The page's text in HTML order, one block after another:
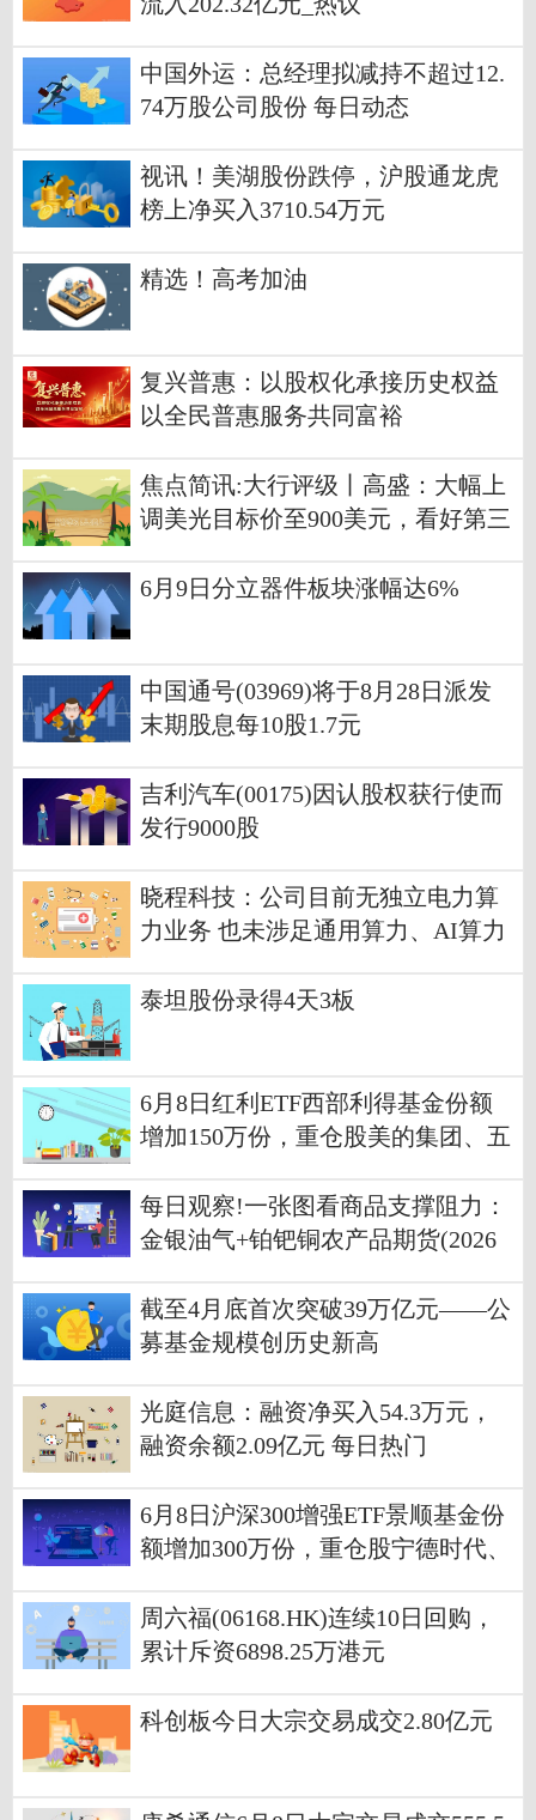
中国外运：总经理拟减持不超过12.
74万股公司股份 每日动态
视讯！美湖股份跌停，沪股通龙虎
榜上净买入3710.54万元
精选！高考加油
复兴普惠：以股权化承接历史权益
以全民普惠服务共同富裕
焦点简讯:大行评级丨高盛：大幅上
调美光目标价至900美元，看好第三
6月9日分立器件板块涨幅达6%
中国通号(03969)将于8月28日派发
末期股息每10股1.7元
吉利汽车(00175)因认股权获行使而
发行9000股
晓程科技：公司目前无独立电力算
力业务 也未涉足通用算力、AI算力
泰坦股份录得4天3板
6月8日红利ETF西部利得基金份额
增加150万份，重仓股美的集团、五
每日观察!一张图看商品支撑阻力：
金银油气+铂钯铜农产品期货(2026
截至4月底首次突破39万亿元——公
募基金规模创历史新高
光庭信息：融资净买入54.3万元，
融资余额2.09亿元 每日热门
6月8日沪深300增强ETF景顺基金份
额增加300万份，重仓股宁德时代、
周六福(06168.HK)连续10日回购，
累计斥资6898.25万港元
科创板今日大宗交易成交2.80亿元